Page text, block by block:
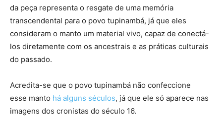
da peça representa o resgate de uma memória
transcendental para o povo tupinambá, já que eles
consideram o manto um material vivo, capaz de conectá-
los diretamente com os ancestrais e as práticas culturais
do passado.
Acredita-se que o povo tupinambá não confeccione
esse manto há alguns séculos, já que ele só aparece nas
imagens dos cronistas do século 16.